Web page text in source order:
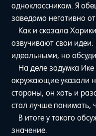
одноклассникам. Я
заведомо негативно
Как и сказала
озвучивают свои идеи.
идеальными, но
На деле задумка
окружающие указали
стороны, он хоть и
стал лучше понимать,
В итоге у такого
значение.